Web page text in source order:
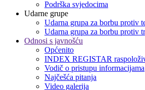
Podrška svjedocima
Udarne grupe
Udarna grupa za borbu protiv
Udarna grupa za borbu protiv
Odnosi s javnošću
Općenito
INDEX REGISTAR
Vodič o pristupu informacijama
Najčešća pitanja
Video galerija